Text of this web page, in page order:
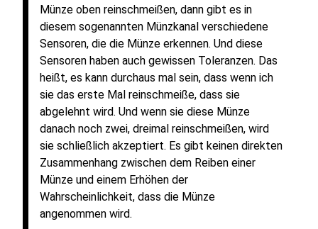
Münze oben reinschmeißen, dann gibt es in
diesem sogenannten Münzkanal verschiedene
Sensoren, die die Münze erkennen. Und diese
Sensoren haben auch gewissen Toleranzen. Das
heißt, es kann durchaus mal sein, dass wenn ich
sie das erste Mal reinschmeiße, dass sie
abgelehnt wird. Und wenn sie diese Münze
danach noch zwei, dreimal reinschmeißen, wird
sie schließlich akzeptiert. Es gibt keinen direkten
Zusammenhang zwischen dem Reiben einer
Münze und einem Erhöhen der
Wahrscheinlichkeit, dass die Münze
angenommen wird.